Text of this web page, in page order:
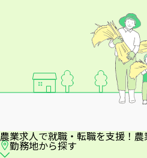
農業求人で就職・転職を支援！
勤務地から探す